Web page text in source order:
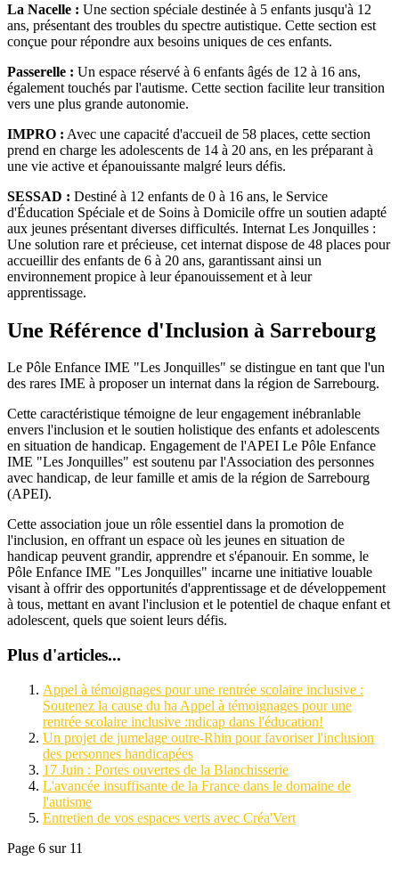
La Nacelle : Une section spéciale destinée à 5 enfants jusqu'à 12
ans, présentant des troubles du spectre autistique. Cette section est
conçue pour répondre aux besoins uniques de ces enfants.
Passerelle : Un espace réservé à 6 enfants âgés de 12 à 16 ans,
également touchés par l'autisme. Cette section facilite leur transition
vers une plus grande autonomie.
IMPRO : Avec une capacité d'accueil de 58 places, cette section
prend en charge les adolescents de 14 à 20 ans, en les préparant à
une vie active et épanouissante malgré leurs défis.
SESSAD : Destiné à 12 enfants de 0 à 16 ans, le Service
d'Éducation Spéciale et de Soins à Domicile offre un soutien adapté
aux jeunes présentant diverses difficultés. Internat Les Jonquilles :
Une solution rare et précieuse, cet internat dispose de 48 places pour
accueillir des enfants de 6 à 20 ans, garantissant ainsi un
environnement propice à leur épanouissement et à leur
apprentissage.
Une Référence d'Inclusion à Sarrebourg
Le Pôle Enfance IME "Les Jonquilles" se distingue en tant que l'un
des rares IME à proposer un internat dans la région de Sarrebourg.
Cette caractéristique témoigne de leur engagement inébranlable
envers l'inclusion et le soutien holistique des enfants et adolescents
en situation de handicap. Engagement de l'APEI Le Pôle Enfance
IME "Les Jonquilles" est soutenu par l'Association des personnes
avec handicap, de leur famille et amis de la région de Sarrebourg
(APEI).
Cette association joue un rôle essentiel dans la promotion de
l'inclusion, en offrant un espace où les jeunes en situation de
handicap peuvent grandir, apprendre et s'épanouir. En somme, le
Pôle Enfance IME "Les Jonquilles" incarne une initiative louable
visant à offrir des opportunités d'apprentissage et de développement
à tous, mettant en avant l'inclusion et le potentiel de chaque enfant et
adolescent, quels que soient leurs défis.
Plus d'articles...
Appel à témoignages pour une rentrée scolaire inclusive :
Soutenez la cause du ha Appel à témoignages pour une
rentrée scolaire inclusive :ndicap dans l'éducation!
Un projet de jumelage outre-Rhin pour favoriser l'inclusion
des personnes handicapées
17 Juin : Portes ouvertes de la Blanchisserie
L'avancée insuffisante de la France dans le domaine de
l'autisme
Entretien de vos espaces verts avec Créa'Vert
Page 6 sur 11